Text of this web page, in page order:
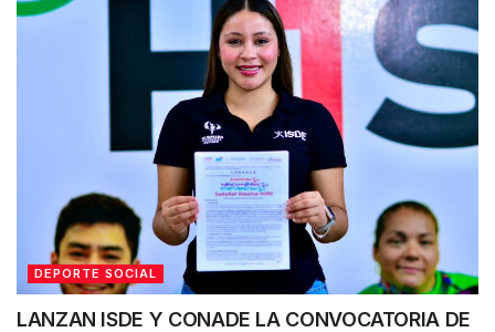
DEPORTE SOCIAL
LANZAN ISDE Y CONADE LA CONVOCATORIA DE